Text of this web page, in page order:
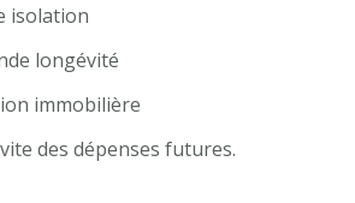
isolation
longévité
immobilière
des dépenses futures.